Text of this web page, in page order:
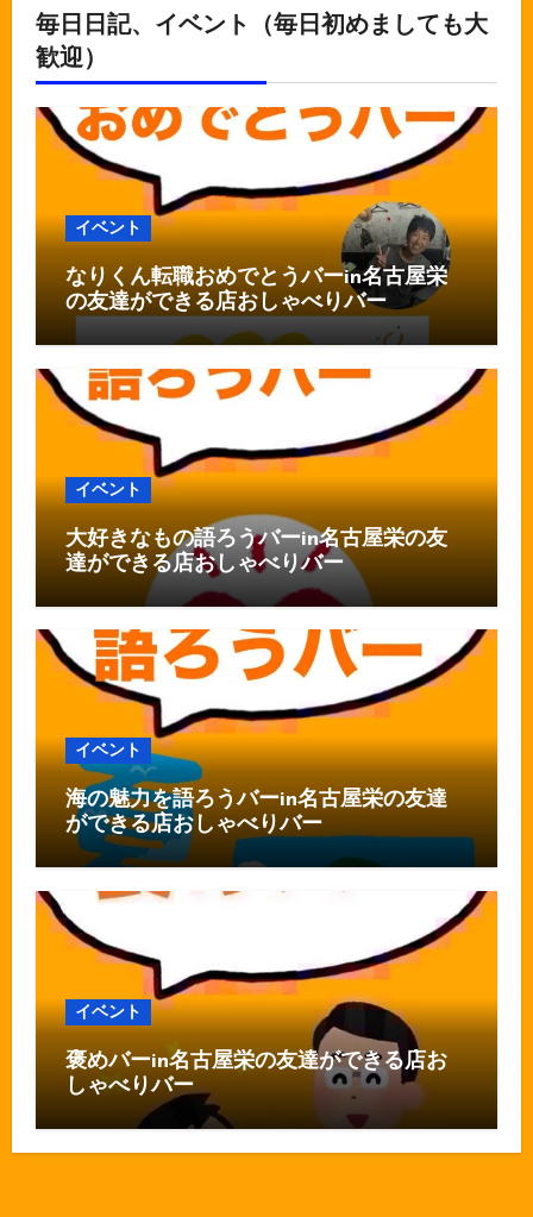
ペ
ー
ジ
り
毎日日記、イベント（毎日初めましても大
歓迎）
イベント
なりくん転職おめでとうバーin名古屋栄
の友達ができる店おしゃべりバー
イベント
大好きなもの語ろうバーin名古屋栄の友
達ができる店おしゃべりバー
イベント
海の魅力を語ろうバーin名古屋栄の友達
ができる店おしゃべりバー
イベント
褒めバーin名古屋栄の友達ができる店お
しゃべりバー